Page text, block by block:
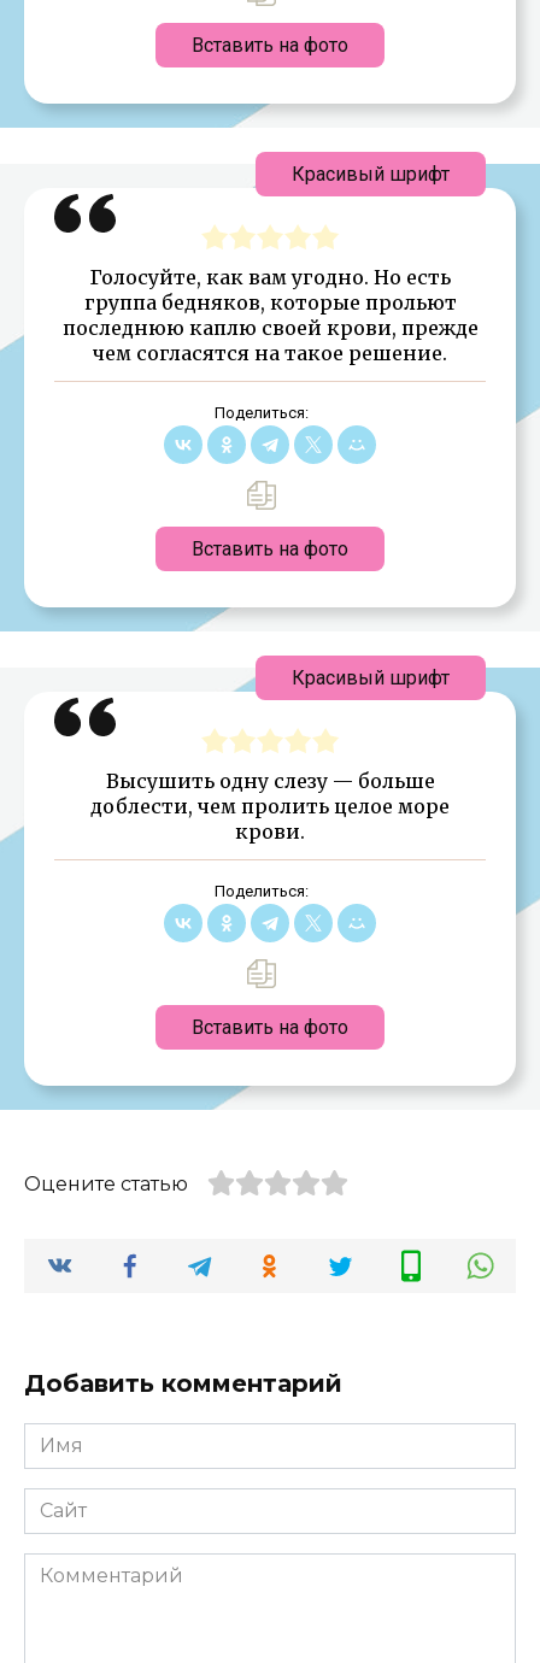
Вставить на фото
Голосуйте, как вам угодно. Но есть
группа бедняков, которые прольют
последнюю каплю своей крови, прежде
чем согласятся на такое решение.
Поделиться:
Вставить на фото
Красивый шрифт
Высушить одну слезу — больше
доблести, чем пролить целое море
крови.
Поделиться:
Вставить на фото
Красивый шрифт
Оцените статью
Добавить комментарий
Имя
*
Сайт
Комментарий